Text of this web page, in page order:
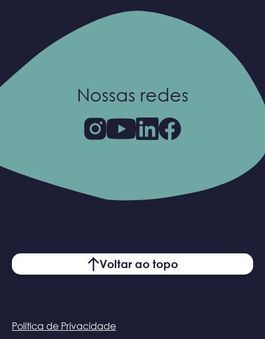
Nossas redes
Voltar ao topo
Política de Privacidade